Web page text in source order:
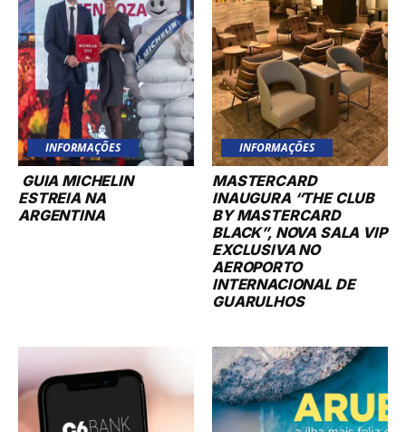
INFORMAÇÕES
GUIA MICHELIN
ESTREIA NA
ARGENTINA
INFORMAÇÕES
MASTERCARD
INAUGURA “THE CLUB
BY MASTERCARD
BLACK”, NOVA SALA VIP
EXCLUSIVA NO
AEROPORTO
INTERNACIONAL DE
GUARULHOS